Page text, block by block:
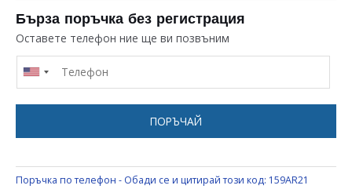
1200W
ЗА
ПЕРАЛНЯ
СЪС
ARISTON
Бърза поръчка без регистрация
Оставете телефон ние ще ви позвъним
ПОРЪЧАЙ
Поръчка по телефон - Обади се и цитирай този код: 159AR21